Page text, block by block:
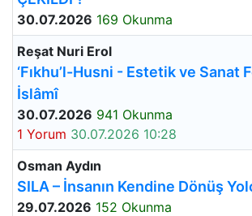
30.07.2026 169 Okunma
Reşat Nuri Erol
‘Fıkhu’l-Husni - Estetik ve Sanat
İslâmî
30.07.2026 941 Okunma
1 Yorum 30.07.2026 10:28
Osman Aydın
SILA – İnsanın Kendine Dönüş
29.07.2026 152 Okunma